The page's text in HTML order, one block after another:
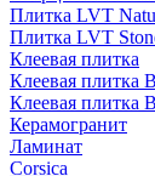
Плитка LVT
Плитка LVT
Клеевая плитка
Клеевая плитка
Клеевая плитка
Керамогранит
Ламинат
Corsica